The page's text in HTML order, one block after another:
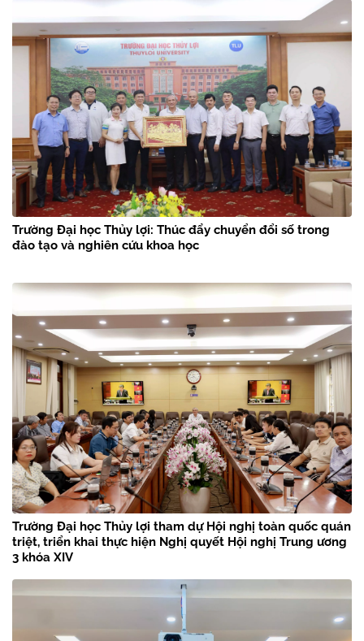
Trường Đại học Thủy lợi: Thúc đẩy chuyển đổi số trong
đào tạo và nghiên cứu khoa học
Trường Đại học Thủy lợi tham dự Hội nghị toàn quốc quán
triệt, triển khai thực hiện Nghị quyết Hội nghị Trung ương
3 khóa XIV